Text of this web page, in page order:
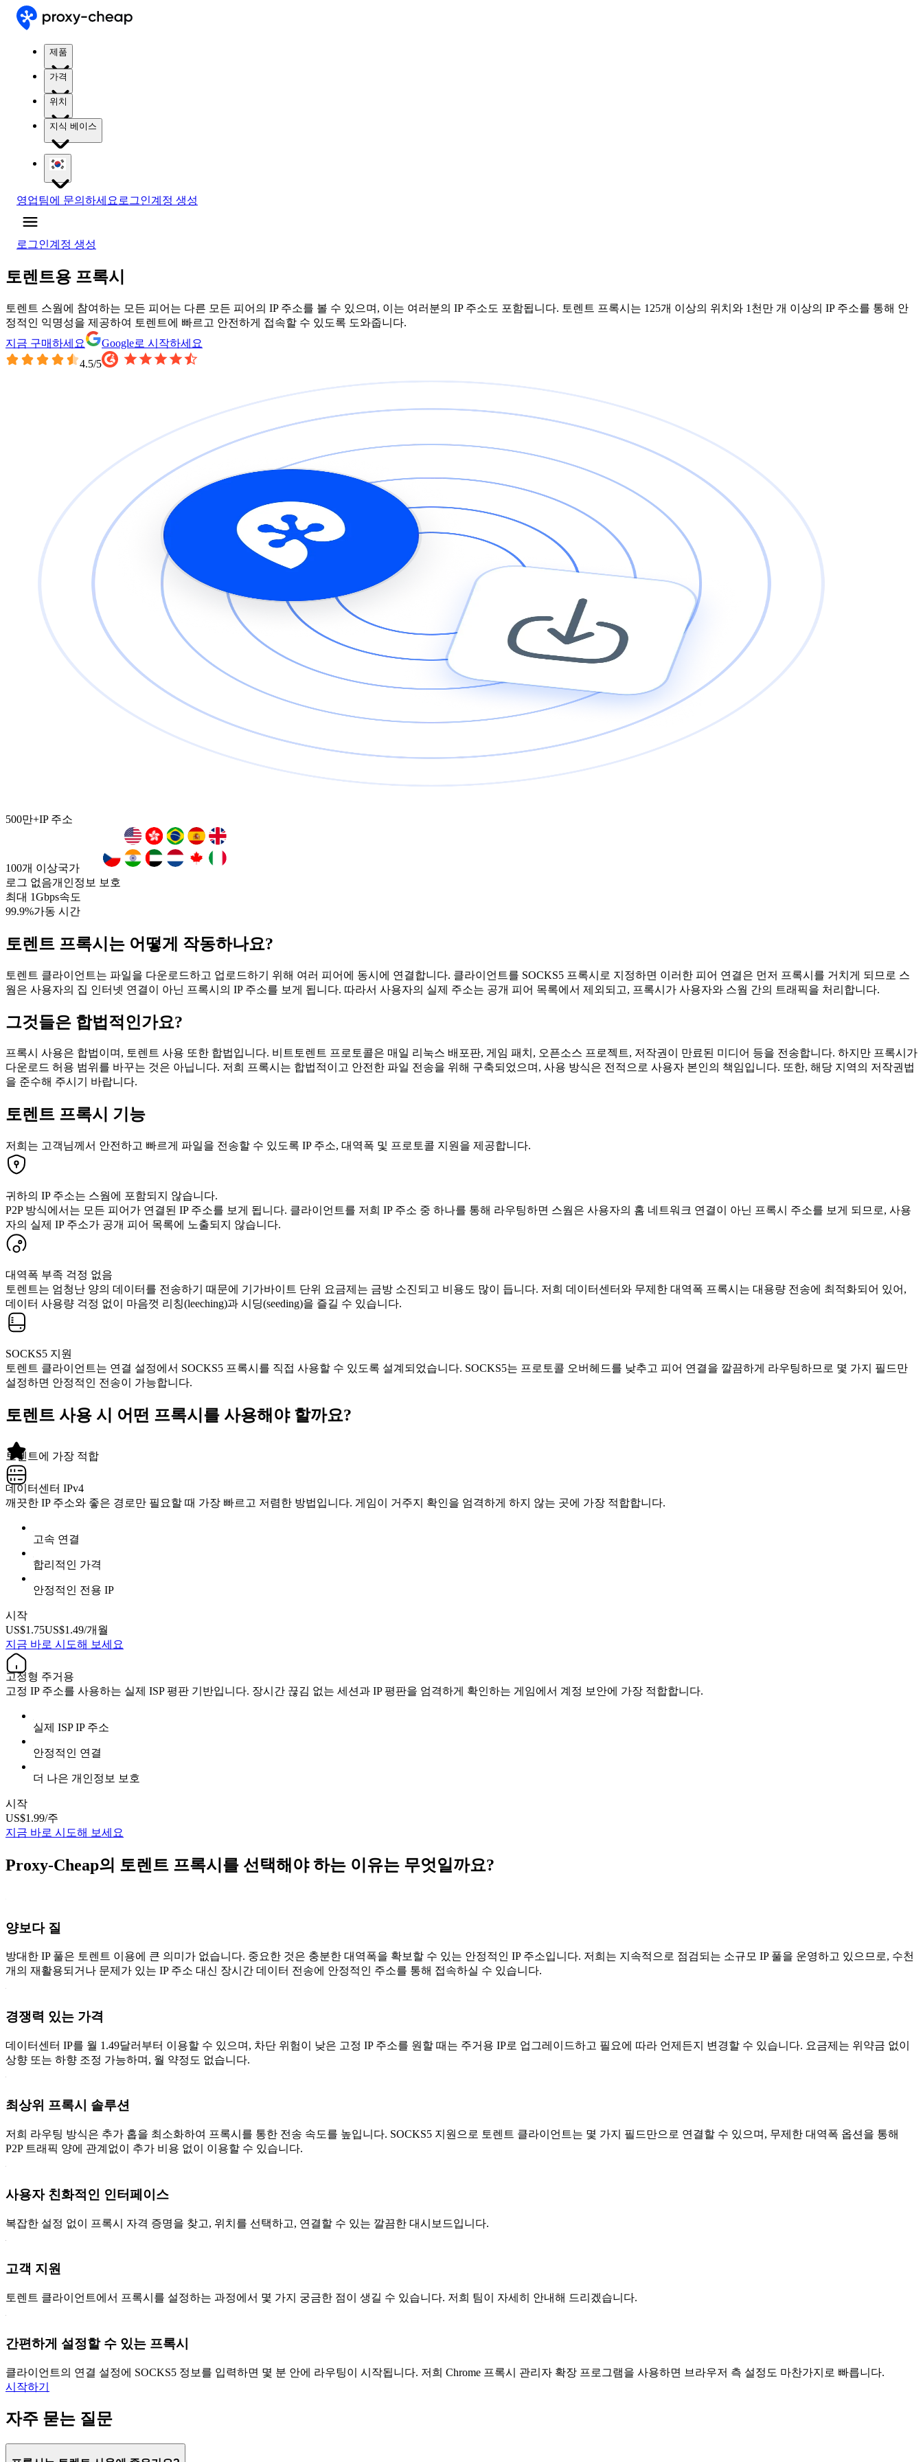
제품
가격
위치
지식 베이스
영업팀에 문의하세요 로그인계정 생성
로그인계정 생성
토렌트용 프록시
토렌트 스웜에 참여하는 모든 피어는 다른 모든 피어의 IP 주소를 볼 수 있으며, 이는 여러분의 IP 주소도 포함됩니다. 토렌트 프록시는 125개 이상의 위치와 1천만 개 이상의 IP 주소를 통해 안
정적인 익명성을 제공하여 토렌트에 빠르고 안전하게 접속할 수 있도록 도와줍니다.
지금 구매하세요
Google로 시작하세요
4.5/5
500만+IP 주소
100개 이상국가
로그 없음개인정보 보호
최대 1Gbps속도
99.9%가동 시간
토렌트 프록시는 어떻게 작동하나요?
토렌트 클라이언트는 파일을 다운로드하고 업로드하기 위해 여러 피어에 동시에 연결합니다. 클라이언트를 SOCKS5 프록시로 지정하면 이러한 피어 연결은 먼저 프록시를 거치게 되므로 스
웜은 사용자의 집 인터넷 연결이 아닌 프록시의 IP 주소를 보게 됩니다. 따라서 사용자의 실제 주소는 공개 피어 목록에서 제외되고, 프록시가 사용자와 스웜 간의 트래픽을 처리합니다.
그것들은 합법적인가요?
프록시 사용은 합법이며, 토렌트 사용 또한 합법입니다. 비트토렌트 프로토콜은 매일 리눅스 배포판, 게임 패치, 오픈소스 프로젝트, 저작권이 만료된 미디어 등을 전송합니다. 하지만 프록시가
다운로드 허용 범위를 바꾸는 것은 아닙니다. 저희 프록시는 합법적이고 안전한 파일 전송을 위해 구축되었으며, 사용 방식은 전적으로 사용자 본인의 책임입니다. 또한, 해당 지역의 저작권법
을 준수해 주시기 바랍니다.
토렌트 프록시 기능
저희는 고객님께서 안전하고 빠르게 파일을 전송할 수 있도록 IP 주소, 대역폭 및 프로토콜 지원을 제공합니다.
귀하의 IP 주소는 스웜에 포함되지 않습니다.
P2P 방식에서는 모든 피어가 연결된 IP 주소를 보게 됩니다. 클라이언트를 저희 IP 주소 중 하나를 통해 라우팅하면 스웜은 사용자의 홈 네트워크 연결이 아닌 프록시 주소를 보게 되므로, 사용
자의 실제 IP 주소가 공개 피어 목록에 노출되지 않습니다.
대역폭 부족 걱정 없음
토렌트는 엄청난 양의 데이터를 전송하기 때문에 기가바이트 단위 요금제는 금방 소진되고 비용도 많이 듭니다. 저희 데이터센터와 무제한 대역폭 프록시는 대용량 전송에 최적화되어 있어,
데이터 사용량 걱정 없이 마음껏 리칭(leeching)과 시딩(seeding)을 즐길 수 있습니다.
SOCKS5 지원
토렌트 클라이언트는 연결 설정에서 SOCKS5 프록시를 직접 사용할 수 있도록 설계되었습니다. SOCKS5는 프로토콜 오버헤드를 낮추고 피어 연결을 깔끔하게 라우팅하므로 몇 가지 필드만
설정하면 안정적인 전송이 가능합니다.
토렌트 사용 시 어떤 프록시를 사용해야 할까요?
토렌트에 가장 적합
데이터센터 IPv4
깨끗한 IP 주소와 좋은 경로만 필요할 때 가장 빠르고 저렴한 방법입니다. 게임이 거주지 확인을 엄격하게 하지 않는 곳에 가장 적합합니다.
고속 연결
합리적인 가격
안정적인 전용 IP
시작
US$1.75US$1.49/개월
지금 바로 시도해 보세요
고정형 주거용
고정 IP 주소를 사용하는 실제 ISP 평판 기반입니다. 장시간 끊김 없는 세션과 IP 평판을 엄격하게 확인하는 게임에서 계정 보안에 가장 적합합니다.
실제 ISP IP 주소
안정적인 연결
더 나은 개인정보 보호
시작
US$1.99/주
지금 바로 시도해 보세요
Proxy-Cheap의 토렌트 프록시를 선택해야 하는 이유는 무엇일까요?
양보다 질
방대한 IP 풀은 토렌트 이용에 큰 의미가 없습니다. 중요한 것은 충분한 대역폭을 확보할 수 있는 안정적인 IP 주소입니다. 저희는 지속적으로 점검되는 소규모 IP 풀을 운영하고 있으므로, 수천
개의 재활용되거나 문제가 있는 IP 주소 대신 장시간 데이터 전송에 안정적인 주소를 통해 접속하실 수 있습니다.
경쟁력 있는 가격
데이터센터 IP를 월 1.49달러부터 이용할 수 있으며, 차단 위험이 낮은 고정 IP 주소를 원할 때는 주거용 IP로 업그레이드하고 필요에 따라 언제든지 변경할 수 있습니다. 요금제는 위약금 없이
상향 또는 하향 조정 가능하며, 월 약정도 없습니다.
최상위 프록시 솔루션
저희 라우팅 방식은 추가 홉을 최소화하여 프록시를 통한 전송 속도를 높입니다. SOCKS5 지원으로 토렌트 클라이언트는 몇 가지 필드만으로 연결할 수 있으며, 무제한 대역폭 옵션을 통해
P2P 트래픽 양에 관계없이 추가 비용 없이 이용할 수 있습니다.
사용자 친화적인 인터페이스
복잡한 설정 없이 프록시 자격 증명을 찾고, 위치를 선택하고, 연결할 수 있는 깔끔한 대시보드입니다.
고객 지원
토렌트 클라이언트에서 프록시를 설정하는 과정에서 몇 가지 궁금한 점이 생길 수 있습니다. 저희 팀이 자세히 안내해 드리겠습니다.
간편하게 설정할 수 있는 프록시
클라이언트의 연결 설정에 SOCKS5 정보를 입력하면 몇 분 안에 라우팅이 시작됩니다. 저희 Chrome 프록시 관리자 확장 프로그램을 사용하면 브라우저 측 설정도 마찬가지로 빠릅니다.
시작하기
자주 묻는 질문